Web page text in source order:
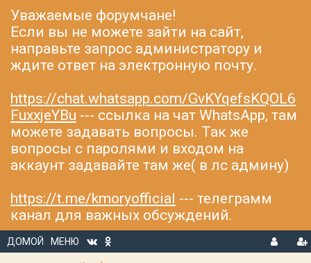
Уважаемые форумчане!
Если вы не можете зайти на сайт,
направьте запрос администратору и
ждите ответ на электронную почту.
https://chat.whatsapp.com/GvKYqefsKQOL6
FuxxjeYBu --- ссылка на чат WhatsApp, там
можете задавать вопросы. Так же
вопросы с паролями и входом на
аккаунт задавайте там же( в лс админу)
https://t.me/kmoryofficial --- телеграмм
канал для важных обсуждений.
ДОМОЙ
МЕНЮ
В
Р